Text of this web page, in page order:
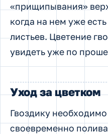
«прищипывания»
когда на нем уже
листьев. Цветение
увидеть уже по
Уход за цветком
Гвоздику
своевременно